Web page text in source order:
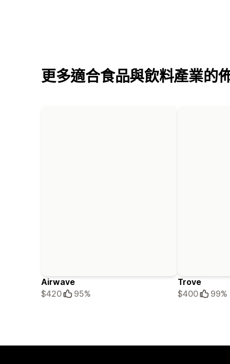
更多適合食品與飲料產業的
Airwave
$420
95%
Trove
$400
99%